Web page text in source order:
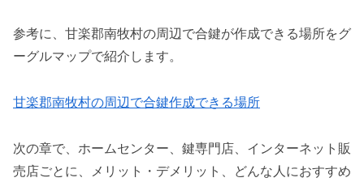
参考に、甘楽郡南牧村の周辺で合鍵が作成できる場所をグ
ーグルマップで紹介します。
甘楽郡南牧村の周辺で合鍵作成できる場所
次の章で、ホームセンター、鍵専門店、インターネット販
売店ごとに、メリット・デメリット、どんな人におすすめ